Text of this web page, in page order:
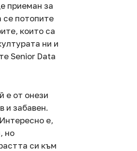
приеман за
се потопите
които са
ни и
Senior Data
е от онези
и забавен.
е,
но
си към